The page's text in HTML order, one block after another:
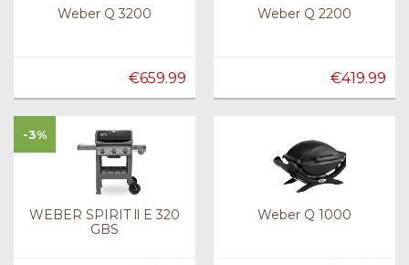
Weber Q 3200
€659.99
Weber Q 2200
€419.99
WEBER SPIRIT ll E 320
GBS
-3%
Weber Q 1000